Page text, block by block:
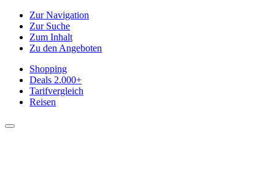
Zur Navigation
Zur Suche
Zum Inhalt
Zu den Angeboten
Shopping
Deals 2.000+
Tarifvergleich
Reisen